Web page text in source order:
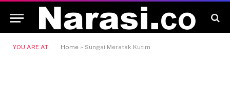
YOU ARE AT: Home » Sungai Meratak Kutim